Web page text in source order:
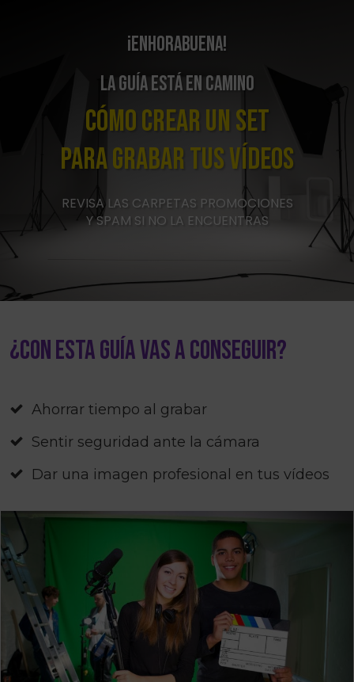
¡ENHORABUENA!
LA GUÍA ESTÁ EN CAMINO
Cómo crear un SET
para grabar tus VÍDEOS
REVISA LAS CARPETAS PROMOCIONES
Y SPAM SI NO LA ENCUENTRAS
¿Con esta Guía vas a conseguir?
Ahorrar tiempo al grabar
Sentir seguridad ante la cámara
Dar una imagen profesional en tus vídeos